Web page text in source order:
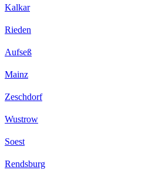
Kalkar
Rieden
Aufseß
Mainz
Zeschdorf
Wustrow
Soest
Rendsburg